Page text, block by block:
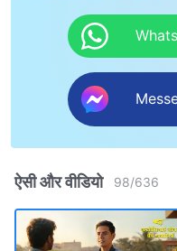
ऐसी और वीडियो 98/636